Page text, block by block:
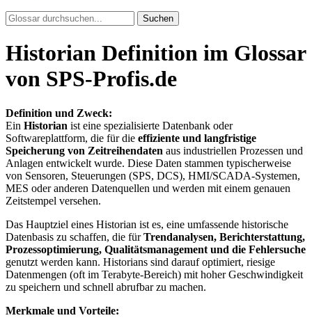
Suchen
Historian Definition im Glossar
von SPS-Profis.de
Definition und Zweck:
Ein Historian ist eine spezialisierte Datenbank oder
Softwareplattform, die für die effiziente und langfristige
Speicherung von Zeitreihendaten aus industriellen Prozessen und
Anlagen entwickelt wurde. Diese Daten stammen typischerweise
von Sensoren, Steuerungen (SPS, DCS), HMI/SCADA-Systemen,
MES oder anderen Datenquellen und werden mit einem genauen
Zeitstempel versehen.
Das Hauptziel eines Historian ist es, eine umfassende historische
Datenbasis zu schaffen, die fürTrendanalysen, Berichterstattung,
Prozessoptimierung, Qualitätsmanagement und die Fehlersuche
genutzt werden kann. Historians sind darauf optimiert, riesige
Datenmengen (oft im Terabyte-Bereich) mit hoher Geschwindigkeit
zu speichern und schnell abrufbar zu machen.
Merkmale und Vorteile: